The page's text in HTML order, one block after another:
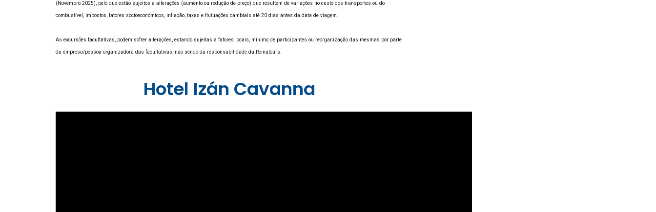
(Novembro 2025), pelo que estão sujeitos a alterações (aumento ou redução de preço) que resultem de variações no custo dos transportes ou do
combustível, impostos, fatores socioeconómicos, inflação, taxas e flutuações cambiais até 20 dias antes da data de viagem.
As excursões facultativas, podem sofrer alterações, estando sujeitas a fatores locais, mínimo de participantes ou reorganização das mesmas por parte
da empresa/pessoa organizadora das facultativas, não sendo da responsabilidade da Romatours.
Hotel Izán Cavanna